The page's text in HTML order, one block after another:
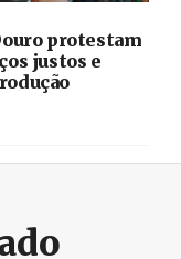
protestam
justos e